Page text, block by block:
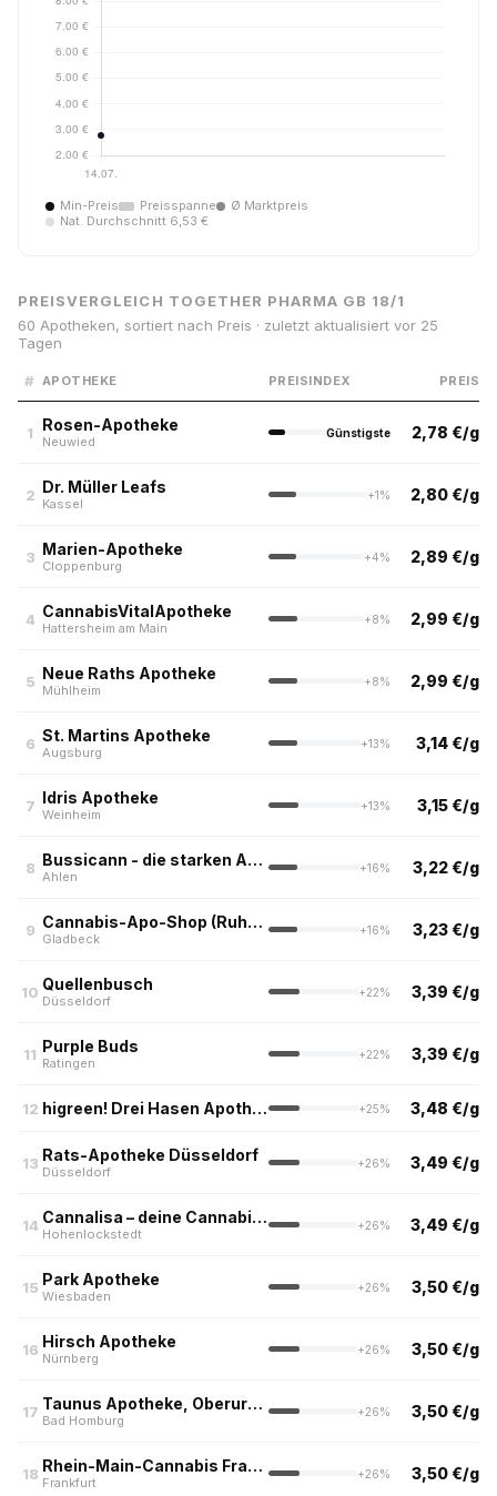
Min-Preis Preisspanne
Ø Marktpreis
Nat. Durchschnitt 6,53 €
PREISVERGLEICH TOGETHER PHARMA GB 18/1
60 Apotheken, sortiert nach Preis · zuletzt aktualisiert vor 25
Tagen
# APOTHEKE PREISINDEX PREIS
1 Rosen-Apotheke
Neuwied
Günstigste 2,78 €/g
2 Dr. Müller Leafs
Kassel
+1% 2,80 €/g
3 Marien-Apotheke
Cloppenburg
+4% 2,89 €/g
4 CannabisVitalApotheke
Hattersheim am Main
+8% 2,99 €/g
5 Neue Raths Apotheke
Mühlheim
+8% 2,99 €/g
6 St. Martins Apotheke
Augsburg
+13% 3,14 €/g
7 Idris Apotheke
Weinheim
+13% 3,15 €/g
8 Bussicann - die starken Apotheken
Ahlen
+16% 3,22 €/g
9 Cannabis-Apo-Shop (Ruhrpott)
Gladbeck
+16% 3,23 €/g
10 Quellenbusch
Düsseldorf
+22% 3,39 €/g
11 Purple Buds
Ratingen
+22% 3,39 €/g
12 higreen! Drei Hasen Apotheke +25% 3,48 €/g
13 Rats-Apotheke Düsseldorf
Düsseldorf
+26% 3,49 €/g
14 Cannalisa – deine Cannabis Apotheke
Hohenlockstedt
+26% 3,49 €/g
15 Park Apotheke
Wiesbaden
+26% 3,50 €/g
16 Hirsch Apotheke
Nürnberg
+26% 3,50 €/g
17 Taunus Apotheke, Oberursel
Bad Homburg
+26% 3,50 €/g
18 Rhein-Main-Cannabis Frankfurt (Nur Abholung)
Frankfurt
+26% 3,50 €/g